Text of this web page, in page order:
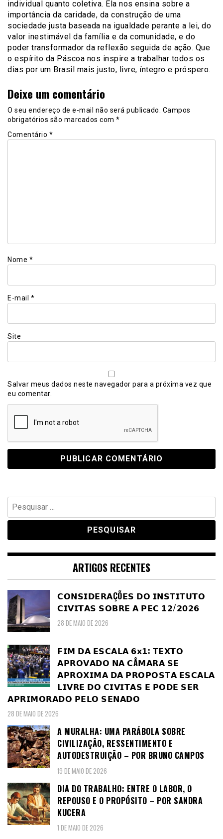
individual quanto coletiva. Ela nos ensina sobre a
importância da caridade, da construção de uma
sociedade justa baseada na igualdade perante a lei, do
valor inestimável da família e da comunidade, e do
poder transformador da reflexão seguida de ação. Que
o espírito da Páscoa nos inspire a trabalhar todos os
dias por um Brasil mais justo, livre, íntegro e próspero.
Deixe um comentário
O seu endereço de e-mail não será publicado. Campos
obrigatórios são marcados com *
Comentário *
Nome *
E-mail *
Site
Salvar meus dados neste navegador para a próxima vez que
eu comentar.
Pesquisar
por:
ARTIGOS RECENTES
𝗖𝗢𝗡𝗦𝗜𝗗𝗘𝗥𝗔ÇÕ𝗘𝗦 𝗗𝗢 𝗜𝗡𝗦𝗧𝗜𝗧𝗨𝗧𝗢
𝗖𝗜𝗩𝗜𝗧𝗔𝗦 𝗦𝗢𝗕𝗥𝗘 𝗔 𝗣𝗘𝗖 𝟭𝟮/𝟮𝟬𝟮𝟲
28 DE MAIO DE 2026
𝗙𝗜𝗠 𝗗𝗔 𝗘𝗦𝗖𝗔𝗟𝗔 𝟲𝘅𝟭: 𝗧𝗘𝗫𝗧𝗢
𝗔𝗣𝗥𝗢𝗩𝗔𝗗𝗢 𝗡𝗔 𝗖Â𝗠𝗔𝗥𝗔 𝗦𝗘
𝗔𝗣𝗥𝗢𝗫𝗜𝗠𝗔 𝗗𝗔 𝗣𝗥𝗢𝗣𝗢𝗦𝗧𝗔 𝗘𝗦𝗖𝗔𝗟𝗔
𝗟𝗜𝗩𝗥𝗘 𝗗𝗢 𝗖𝗜𝗩𝗜𝗧𝗔𝗦 𝗘 𝗣𝗢𝗗𝗘 𝗦𝗘𝗥
𝗔𝗣𝗥𝗜𝗠𝗢𝗥𝗔𝗗𝗢 𝗣𝗘𝗟𝗢 𝗦𝗘𝗡𝗔𝗗𝗢
28 DE MAIO DE 2026
A MURALHA: UMA PARÁBOLA SOBRE
CIVILIZAÇÃO, RESSENTIMENTO E
AUTODESTRUIÇÃO – POR BRUNO CAMPOS
19 DE MAIO DE 2026
DIA DO TRABALHO: ENTRE O LABOR, O
REPOUSO E O PROPÓSITO – POR SANDRA
KUCERA
1 DE MAIO DE 2026